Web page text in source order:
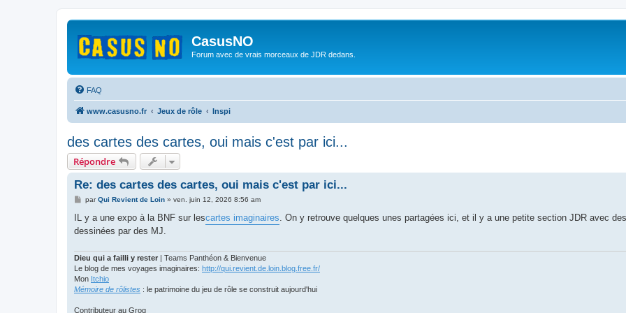
CasusNO
Forum avec de vrais morceaux de JDR dedans.
FAQ
www.casusno.fr Jeux de rôle Inspi
des cartes des cartes, oui mais c'est par ici...
Répondre
Re: des cartes des cartes, oui mais c'est par ici...
M
s
s
a
parQui Revient de Loin» ven. juin 12, 2026 8:56 am
IL y a une expo à la BNF sur lescartes imaginaires . On y retrouve quelques unes partagées ici, et il y a une petite section JDR avec
dessinées par des MJ.
Dieu qui a failli y rester
| Teams Panthéon & Bienvenue
Le blog de mes voyages imaginaires: http://qui.revient.de.loin.blog.free.fr/
Mon Itchio
Mémoire de rôlistes : le patrimoine du jeu de rôle se construit aujourd'hui
Contributeur au Grog